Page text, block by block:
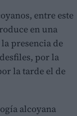
entre este
en una
presencia de
por la
la tarde el de
alcoyana